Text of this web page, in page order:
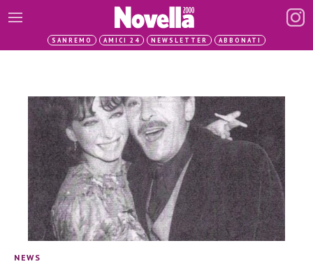
SANREMO AMICI 24 NEWSLETTER ABBONATI
NEWS